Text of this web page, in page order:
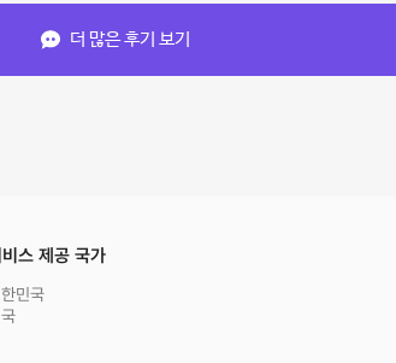
더 많은 후기 보기
스 제공 국가
민국